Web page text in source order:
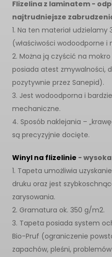
Flizelina z laminatem -
najtrudniejsze
1. Na ten materiał
(właściwości wodoodporne i
2. Można ją czyścić na
posiada atest zmywalności,
pozytywnie przez Sanepid).
3. Jest wodoodporna i
mechaniczne.
4. Sposób naklejania –
są precyzyjnie docięte.
Winyl na flizelinie -
1. Tapeta umożliwia
druku oraz jest
zarysowania.
2. Gramatura ok. 350 g/m2.
3. Tapeta posiada system
Bio-Pruf (ograniczenie
zapachów, pleśni,